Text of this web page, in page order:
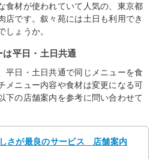
食材が使われていて人気の、東京都
店です。叙々苑には土日も利用でき
しょうか。
平日・土日共通
平日・土日共通で同じメニューを食
メニュー内容や食材は変更になる可
下の店舗案内を参考に問い合わせて
さが最良のサービス 店舗案内